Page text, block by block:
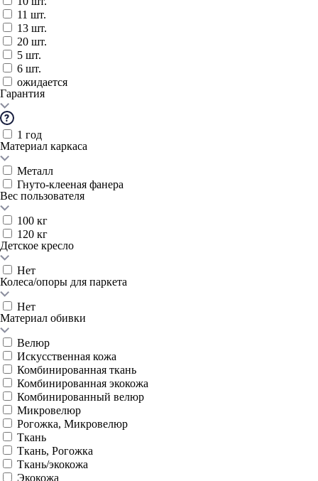
11 шт.
13 шт.
20 шт.
5 шт.
6 шт.
ожидается
Гарантия
1 год
Материал каркаса
Металл
Гнуто-клееная фанера
Вес пользователя
100 кг
120 кг
Детское кресло
Нет
Колеса/опоры для паркета
Нет
Материал обивки
Велюр
Искусственная кожа
Комбинированная ткань
Комбинированная экокожа
Комбинированный велюр
Микровелюр
Рогожка, Микровелюр
Ткань
Ткань, Рогожка
Ткань/экокожа
Экокожа